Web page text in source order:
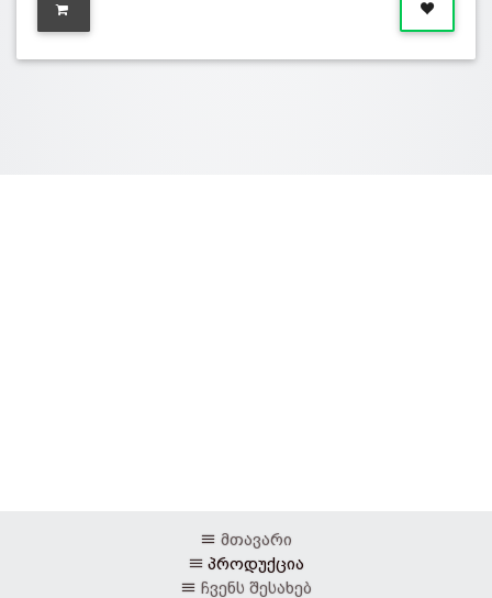
მთავარი
პროდუქცია
ჩვენს შესახებ